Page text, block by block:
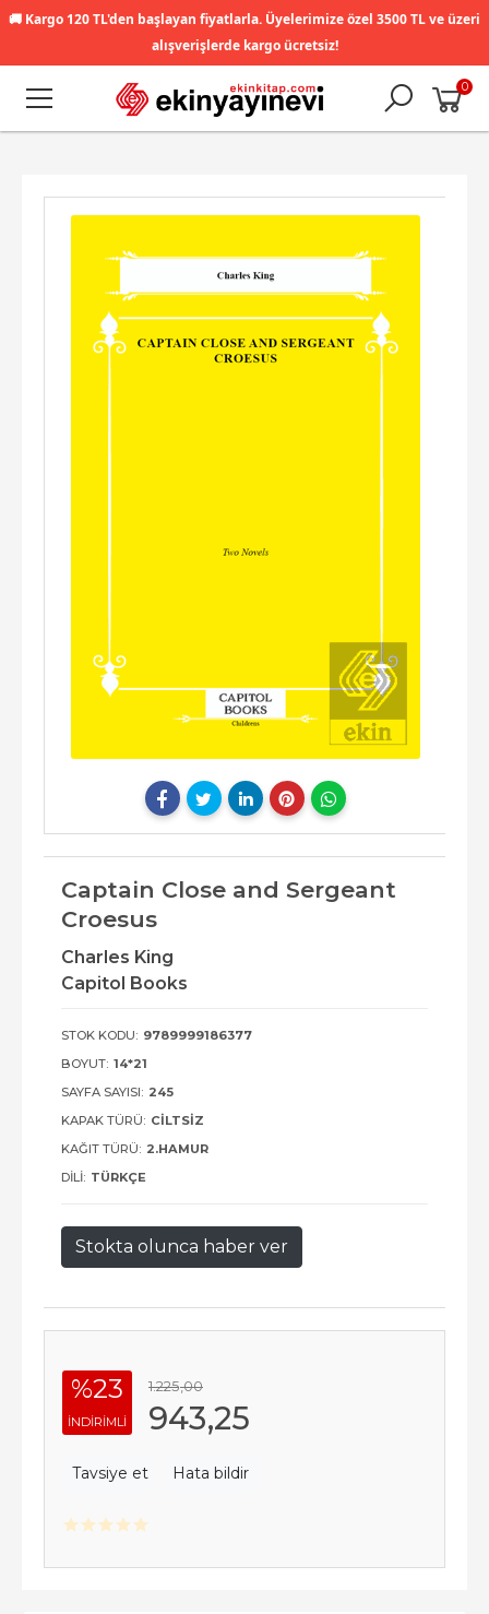
🚚 Kargo 120 TL'den başlayan fiyatlarla. Üyelerimize özel 3500 TL ve üzeri
alışverişlerde kargo ücretsiz!
0
Captain Close and Sergeant
Croesus
Charles King
Capitol Books
STOK KODU: 9789999186377
BOYUT: 14*21
SAYFA SAYISI: 245
KAPAK TÜRÜ: CILTSIZ
KAĞIT TÜRÜ: 2.HAMUR
DILI: TÜRKÇE
Stokta olunca haber ver
%23
INDIRIMLI
1.225,00
943,25
Tavsiye et Hata bildir